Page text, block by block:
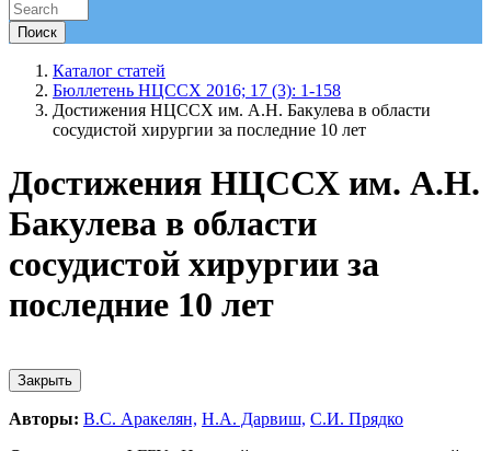
Каталог статей
Бюллетень НЦССХ 2016; 17 (3): 1-158
Достижения НЦССХ им. А.Н. Бакулева в области
сосудистой хирургии за последние 10 лет
Достижения НЦССХ им. А.Н.
Бакулева в области
сосудистой хирургии за
последние 10 лет
Закрыть
Авторы: В.С. Аракелян, Н.А. Дарвиш, С.И. Прядко